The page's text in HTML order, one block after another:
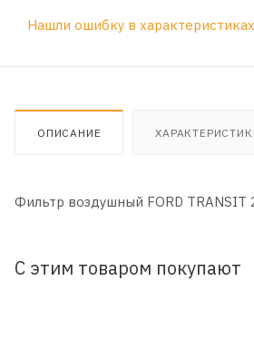
Нашли ошибку в
ОПИСАНИЕ
Фильтр воздушный FORD TRANSIT
С этим товаром покупают